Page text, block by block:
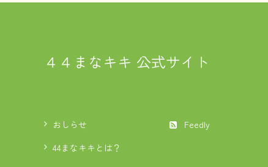
４４まなキキ 公式サイト
おしらせ
44まなキキとは？
Feedly